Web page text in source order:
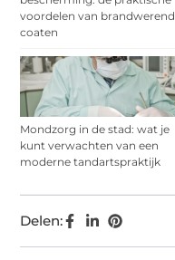
voordelen van brandwerend
coaten
Mondzorg in de stad: wat je
kunt verwachten van een
moderne tandartspraktijk
Delen: